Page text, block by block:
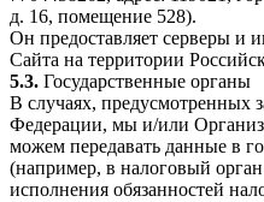
д. 16, помещение 528).
Он предоставляет серверы и
Сайта на территории
5.3. Государственные органы
В случаях, предусмотренных
Федерации, мы и/или
можем передавать данные в
(например, в налоговый
исполнения обязанностей